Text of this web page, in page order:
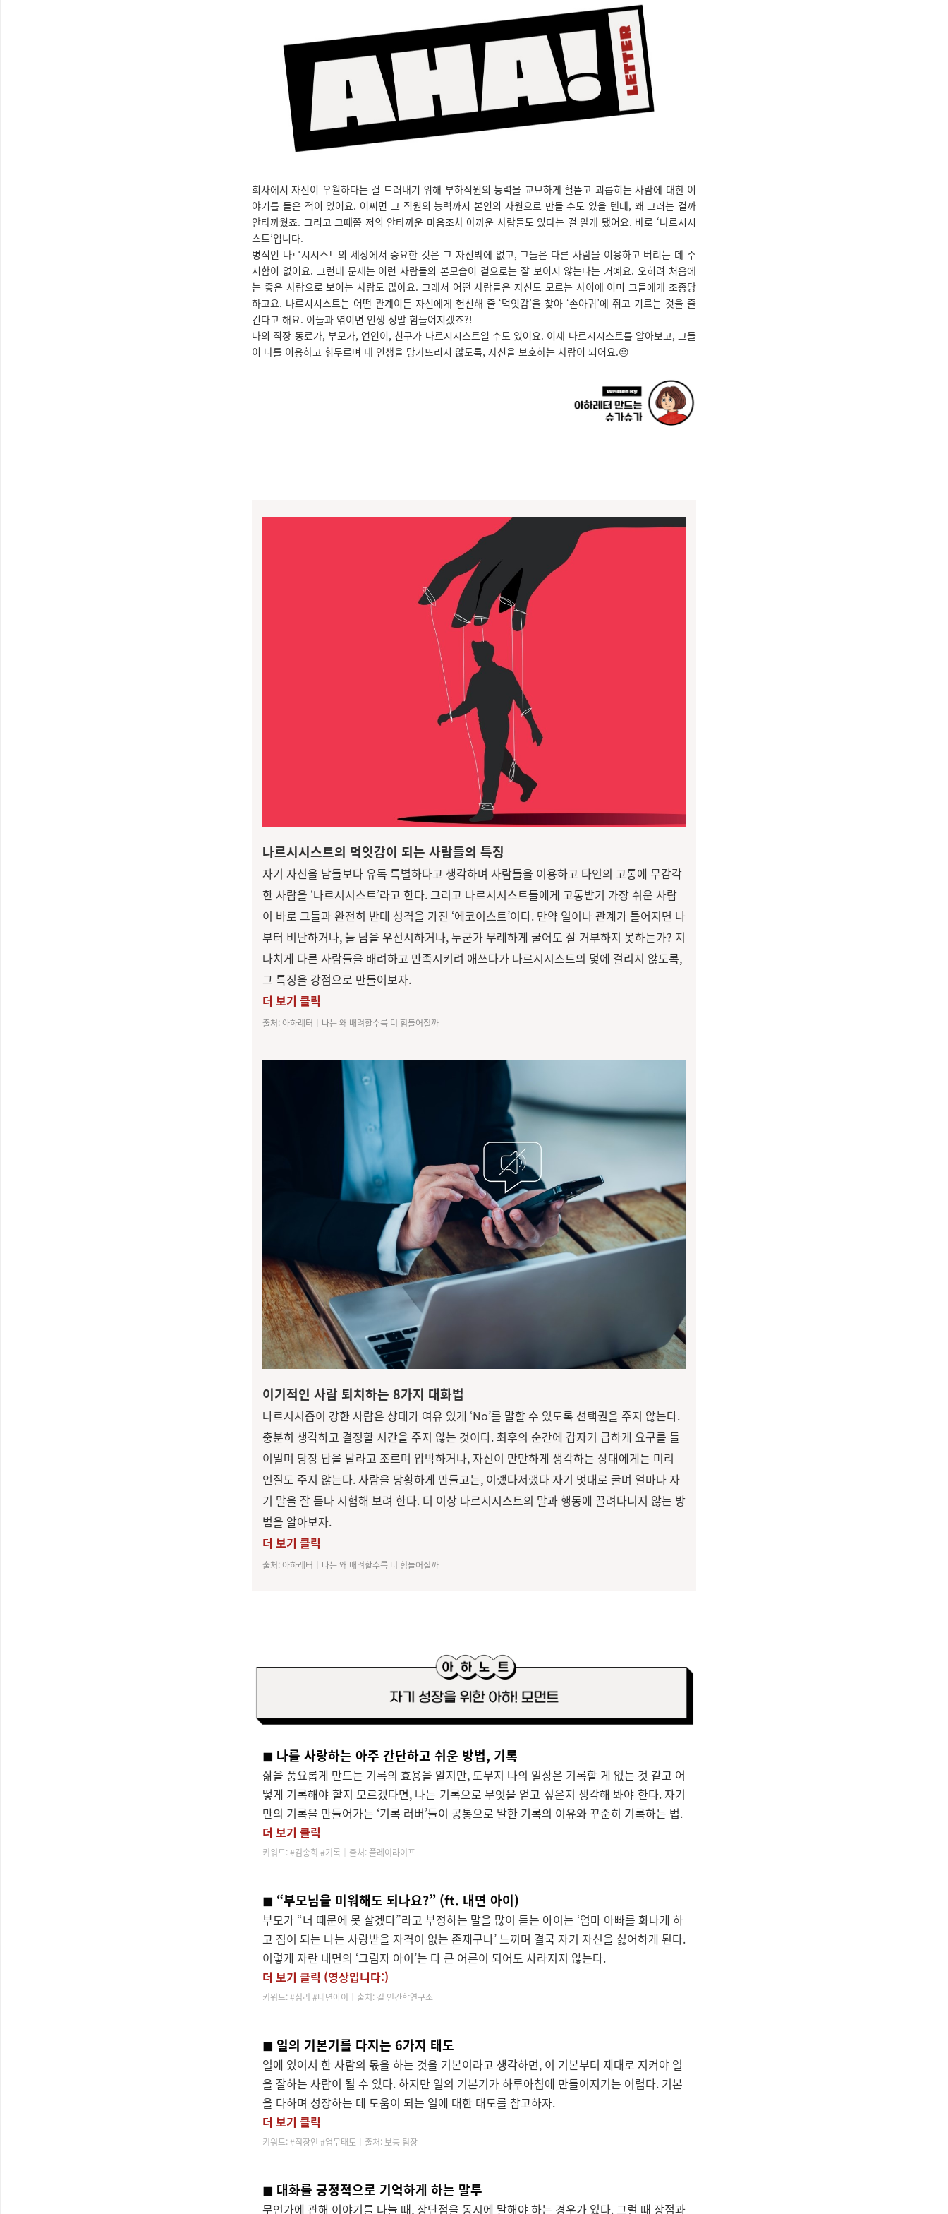
회사에서 자신이 우월하다는 걸 드러내기 위해 부하직원의 능력을 교묘하게 헐뜯고 괴롭히는 사람에 대한 이
야기를 들은 적이 있어요. 어쩌면 그 직원의 능력까지 본인의 자원으로 만들 수도 있을 텐데, 왜 그러는 걸까
안타까웠죠. 그리고 그때쯤 저의 안타까운 마음조차 아까운 사람들도 있다는 걸 알게 됐어요. 바로 ‘나르시시
스트’입니다.
병적인 나르시시스트의 세상에서 중요한 것은 그 자신밖에 없고, 그들은 다른 사람을 이용하고 버리는 데 주
저함이 없어요. 그런데 문제는 이런 사람들의 본모습이 겉으로는 잘 보이지 않는다는 거예요. 오히려 처음에
는 좋은 사람으로 보이는 사람도 많아요. 그래서 어떤 사람들은 자신도 모르는 사이에 이미 그들에게 조종당
하고요. 나르시시스트는 어떤 관계이든 자신에게 헌신해 줄 ‘먹잇감’을 찾아 ‘손아귀’에 쥐고 기르는 것을 즐
긴다고 해요. 이들과 엮이면 인생 정말 힘들어지겠죠?!
나의 직장 동료가, 부모가, 연인이, 친구가 나르시시스트일 수도 있어요. 이제 나르시시스트를 알아보고, 그들
이 나를 이용하고 휘두르며 내 인생을 망가뜨리지 않도록, 자신을 보호하는 사람이 되어요.😐
나르시시스트의 먹잇감이 되는 사람들의 특징
자기 자신을 남들보다 유독 특별하다고 생각하며 사람들을 이용하고 타인의 고통에 무감각
한 사람을 ‘나르시시스트’라고 한다. 그리고 나르시시스트들에게 고통받기 가장 쉬운 사람
이 바로 그들과 완전히 반대 성격을 가진 ‘에코이스트’이다. 만약 일이나 관계가 틀어지면 나
부터 비난하거나, 늘 남을 우선시하거나, 누군가 무례하게 굴어도 잘 거부하지 못하는가? 지
나치게 다른 사람들을 배려하고 만족시키려 애쓰다가 나르시시스트의 덫에 걸리지 않도록,
그 특징을 강점으로 만들어보자.
더 보기 클릭
출처: 아하레터│나는 왜 배려할수록 더 힘들어질까
이기적인 사람 퇴치하는 8가지 대화법
나르시시즘이 강한 사람은 상대가 여유 있게 ‘No’를 말할 수 있도록 선택권을 주지 않는다.
충분히 생각하고 결정할 시간을 주지 않는 것이다. 최후의 순간에 갑자기 급하게 요구를 들
이밀며 당장 답을 달라고 조르며 압박하거나, 자신이 만만하게 생각하는 상대에게는 미리
언질도 주지 않는다. 사람을 당황하게 만들고는, 이랬다저랬다 자기 멋대로 굴며 얼마나 자
기 말을 잘 듣나 시험해 보려 한다. 더 이상 나르시시스트의 말과 행동에 끌려다니지 않는 방
법을 알아보자.
더 보기 클릭
출처: 아하레터│나는 왜 배려할수록 더 힘들어질까
◼ 나를 사랑하는 아주 간단하고 쉬운 방법, 기록
삶을 풍요롭게 만드는 기록의 효용을 알지만, 도무지 나의 일상은 기록할 게 없는 것 같고 어
떻게 기록해야 할지 모르겠다면, 나는 기록으로 무엇을 얻고 싶은지 생각해 봐야 한다. 자기
만의 기록을 만들어가는 ‘기록 러버’들이 공통으로 말한 기록의 이유와 꾸준히 기록하는 법.
더 보기 클릭
키워드: #김송희 #기록│ 출처: 플레이라이프
◼ “부모님을 미워해도 되나요?” (ft. 내면 아이)
부모가 “너 때문에 못 살겠다”라고 부정하는 말을 많이 듣는 아이는 ‘엄마 아빠를 화나게 하
고 짐이 되는 나는 사랑받을 자격이 없는 존재구나’ 느끼며 결국 자기 자신을 싫어하게 된다.
이렇게 자란 내면의 ‘그림자 아이’는 다 큰 어른이 되어도 사라지지 않는다.
더 보기 클릭 (영상입니다:)
키워드:#심리 #내면아이│ 출처: 길 인간학연구소
◼ 일의 기본기를 다지는 6가지 태도
일에 있어서 한 사람의 몫을 하는 것을 기본이라고 생각하면, 이 기본부터 제대로 지켜야 일
을 잘하는 사람이 될 수 있다. 하지만 일의 기본기가 하루아침에 만들어지기는 어렵다. 기본
을 다하며 성장하는 데 도움이 되는 일에 대한 태도를 참고하자.
더 보기 클릭
키워드:#직장인 #업무태도│ 출처: 보통 팀장
◼ 대화를 긍정적으로 기억하게 하는 말투
무언가에 관해 이야기를 나눌 때, 장단점을 동시에 말해야 하는 경우가 있다. 그럴 때 장점과